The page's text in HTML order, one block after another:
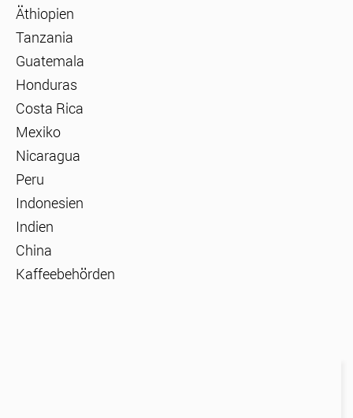
Äthiopien
Tanzania
Guatemala
Honduras
Costa Rica
Mexiko
Nicaragua
Peru
Indonesien
Indien
China
Kaffeebehörden